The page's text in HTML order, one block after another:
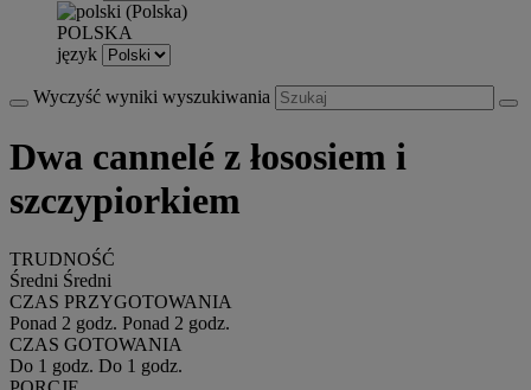
POLSKA
język
Wyczyść wyniki wyszukiwania
Dwa cannelé z łososiem i
szczypiorkiem
TRUDNOŚĆ
Średni Średni
CZAS PRZYGOTOWANIA
Ponad 2 godz. Ponad 2 godz.
CZAS GOTOWANIA
Do 1 godz. Do 1 godz.